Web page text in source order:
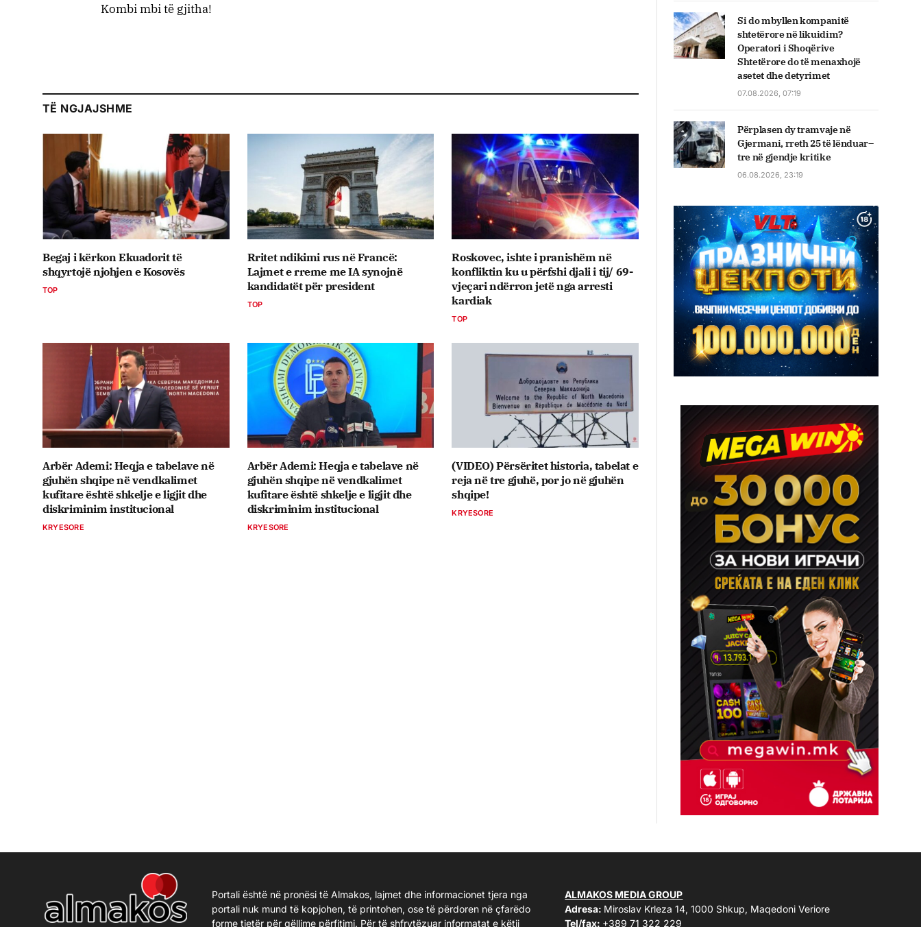
Kombi mbi të gjitha!
TË NGJAJSHME
Begaj i kërkon Ekuadorit të
shqyrtojë njohjen e Kosovës
TOP
Rritet ndikimi rus në Francë:
Lajmet e rreme me IA synojnë
kandidatët për president
TOP
Roskovec, ishte i pranishëm në
konfliktin ku u përfshi djali i tij/ 69-
vjeçari ndërron jetë nga arresti
kardiak
TOP
Arbër Ademi: Heqja e tabelave në
gjuhën shqipe në vendkalimet
kufitare është shkelje e ligjit dhe
diskriminim institucional
KRYESORE
Arbër Ademi: Heqja e tabelave në
gjuhën shqipe në vendkalimet
kufitare është shkelje e ligjit dhe
diskriminim institucional
KRYESORE
(VIDEO) Përsëritet historia, tabelat e
reja në tre gjuhë, por jo në gjuhën
shqipe!
KRYESORE
Si do mbyllen kompanitë
shtetërore në likuidim?
Operatori i Shoqërive
Shtetërore do të menaxhojë
asetet dhe detyrimet
07.08.2026, 07:19
Përplasen dy tramvaje në
Gjermani, rreth 25 të lënduar–
tre në gjendje kritike
06.08.2026, 23:19
Portali është në pronësi të Almakos, lajmet dhe informacionet tjera nga
portali nuk mund të kopjohen, të printohen, ose të përdoren në çfarëdo
forme tjetër për qëllime përfitimi. Për të shfrytëzuar informatat e këtij
ALMAKOS MEDIA GROUP
Adresa: Miroslav Krleza 14, 1000 Shkup, Maqedoni Veriore
Tel/fax: +389 71 322 229